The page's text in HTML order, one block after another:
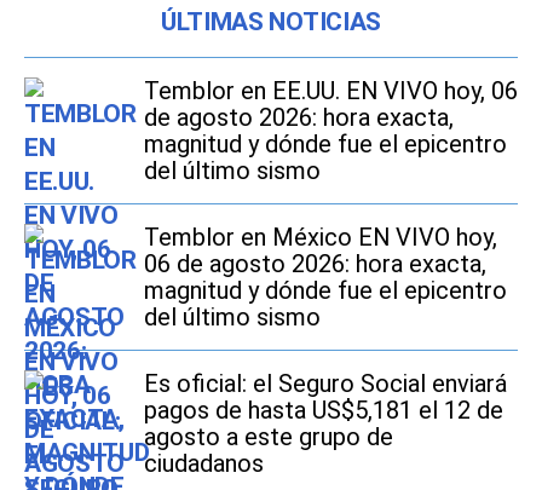
ÚLTIMAS NOTICIAS
Temblor en EE.UU. EN VIVO hoy, 06
de agosto 2026: hora exacta,
magnitud y dónde fue el epicentro
del último sismo
Temblor en México EN VIVO hoy,
06 de agosto 2026: hora exacta,
magnitud y dónde fue el epicentro
del último sismo
Es oficial: el Seguro Social enviará
pagos de hasta US$5,181 el 12 de
agosto a este grupo de
ciudadanos